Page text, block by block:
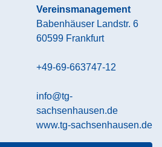
Vereinsmanagement
Babenhäuser Landstr. 6
60599 Frankfurt
+49-69-663747-12
info@tg-
sachsenhausen.de
www.tg-sachsenhausen.de